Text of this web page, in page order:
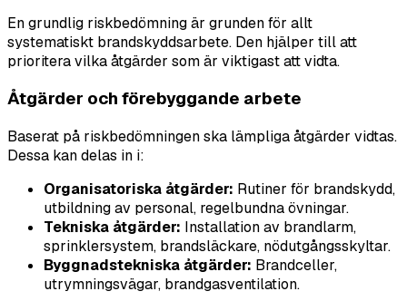
En grundlig riskbedömning är grunden för allt
systematiskt brandskyddsarbete. Den hjälper till att
prioritera vilka åtgärder som är viktigast att vidta.
Åtgärder och förebyggande arbete
Baserat på riskbedömningen ska lämpliga åtgärder vidtas.
Dessa kan delas in i:
Organisatoriska åtgärder: Rutiner för brandskydd,
utbildning av personal, regelbundna övningar.
Tekniska åtgärder: Installation av brandlarm,
sprinklersystem, brandsläckare, nödutgångsskyltar.
Byggnadstekniska åtgärder: Brandceller,
utrymningsvägar, brandgasventilation.